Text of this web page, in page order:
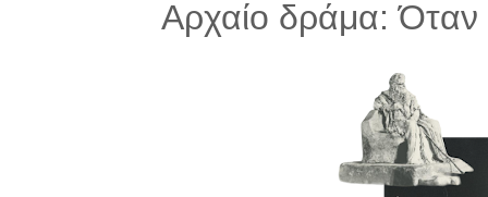
Αρχαίο δράμα: Όταν